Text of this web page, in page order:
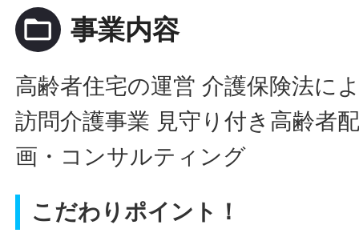
folder_open 事業内容
高齢者住宅の運営 介護保険法に
訪問介護事業 見守り付き高齢者
画・コンサルティング
こだわりポイント！